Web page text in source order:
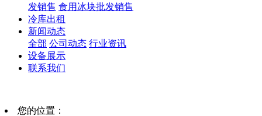
发销售 食用冰块批发销售
冷库出租
新闻动态
全部 公司动态 行业资讯
设备展示
联系我们
您的位置：